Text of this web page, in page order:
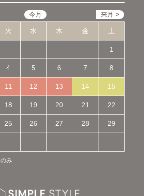
火 水 木 金 土
1
4 5 6 7 8
11 12 13 14 15
18 19 20 21 22
25 26 27 28 29
み